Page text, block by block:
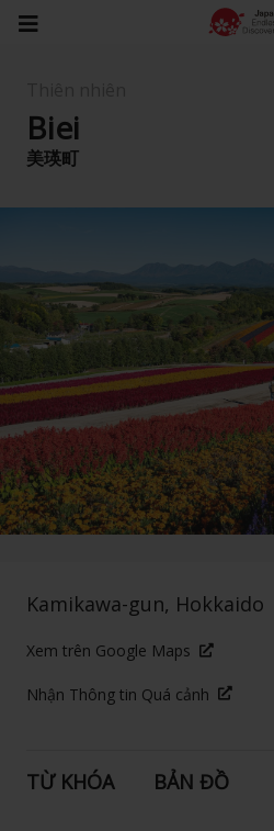
Biei
美瑛町
Kamikawa-gun, Hokkaido
Xem trên Google Maps
Nhận Thông tin Quá cảnh
TỪ KHÓA BẢN ĐỒ